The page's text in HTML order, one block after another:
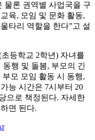
물론 권역별 사업국을 구
육, 모임 및 문화 활동,
타리 역할을 한다”고 설
등학교 2학년) 자녀를
동행 및 돌봄, 부모의 긴
모 모임 활동 시 동행,
능 시간은 7시부터 20
으로 책정된다. 자세한
면 된다.